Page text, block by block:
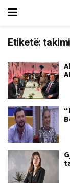
Etiketë:takimi